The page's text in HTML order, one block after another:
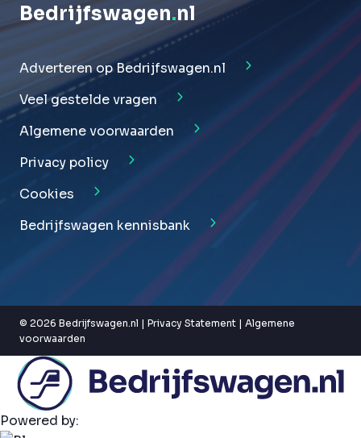
Bedrijfswagen.nl
Adverteren op Bedrijfswagen.nl
Veel gestelde vragen
Algemene voorwaarden
Privacy policy
Cookies
Bedrijfswagen kennisbank
© 2026 Bedrijfswagen.nl | Privacy Statement | Algemene
voorwaarden
Powered by: